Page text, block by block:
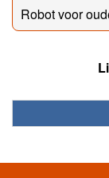
Robot voor